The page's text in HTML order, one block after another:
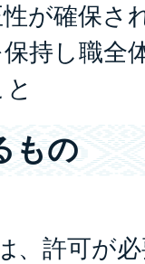
が確保さ
持し職全
もの
、許可が